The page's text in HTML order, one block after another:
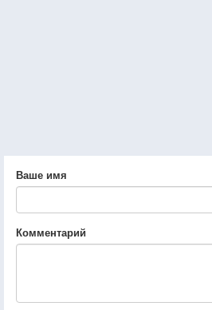
Ваше имя
Комментарий